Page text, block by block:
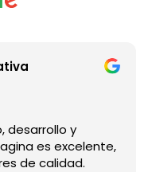
desarrollo y
es excelente,
de calidad.